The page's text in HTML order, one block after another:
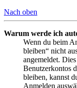
Nach oben
Warum werde ich
Wenn du beim
bleiben“ nicht
angemeldet.
Benutzerkontos
bleiben, kannst
Anmelden